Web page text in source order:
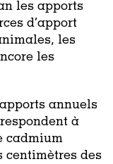
les apports
d’apport
les
les
annuels
à
cadmium
centimètres des